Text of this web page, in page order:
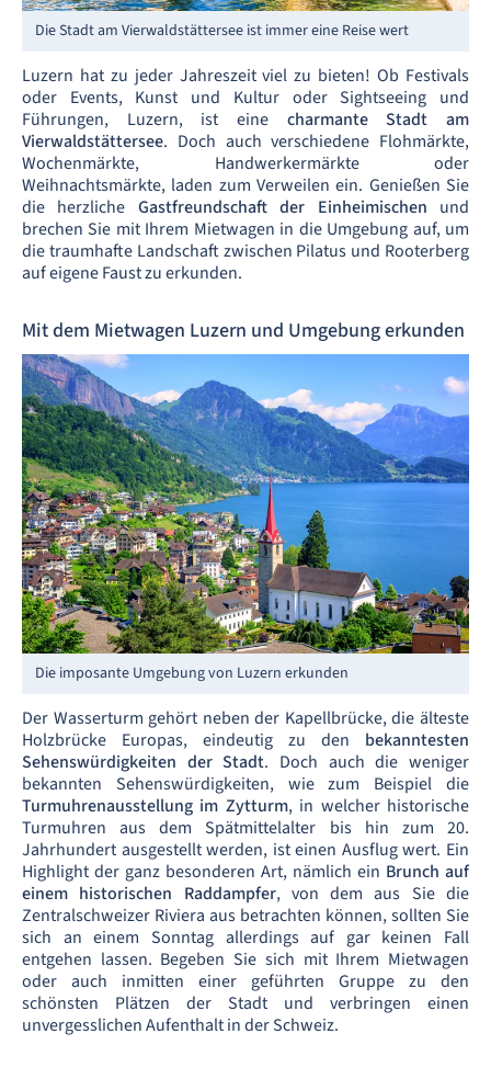
Die Stadt am Vierwaldstättersee ist immer eine Reise wert
Luzern hat zu jeder Jahreszeit viel zu bieten! Ob Festivals
oder Events, Kunst und Kultur oder Sightseeing und
Führungen, Luzern, ist eine charmante Stadt am
Vierwaldstättersee. Doch auch verschiedene Flohmärkte,
Wochenmärkte, Handwerkermärkte oder
Weihnachtsmärkte, laden zum Verweilen ein. Genießen Sie
die herzliche Gastfreundschaft der Einheimischen und
brechen Sie mit Ihrem Mietwagen in die Umgebung auf, um
die traumhafte Landschaft zwischen Pilatus und Rooterberg
auf eigene Faust zu erkunden.
Mit dem Mietwagen Luzern und Umgebung erkunden
Die imposante Umgebung von Luzern erkunden
Der Wasserturm gehört neben der Kapellbrücke, die älteste
Holzbrücke Europas, eindeutig zu den bekanntesten
Sehenswürdigkeiten der Stadt. Doch auch die weniger
bekannten Sehenswürdigkeiten, wie zum Beispiel die
Turmuhrenausstellung im Zytturm, in welcher historische
Turmuhren aus dem Spätmittelalter bis hin zum 20.
Jahrhundert ausgestellt werden, ist einen Ausflug wert. Ein
Highlight der ganz besonderen Art, nämlich ein Brunch auf
einem historischen Raddampfer, von dem aus Sie die
Zentralschweizer Riviera aus betrachten können, sollten Sie
sich an einem Sonntag allerdings auf gar keinen Fall
entgehen lassen. Begeben Sie sich mit Ihrem Mietwagen
oder auch inmitten einer geführten Gruppe zu den
schönsten Plätzen der Stadt und verbringen einen
unvergesslichen Aufenthalt in der Schweiz.